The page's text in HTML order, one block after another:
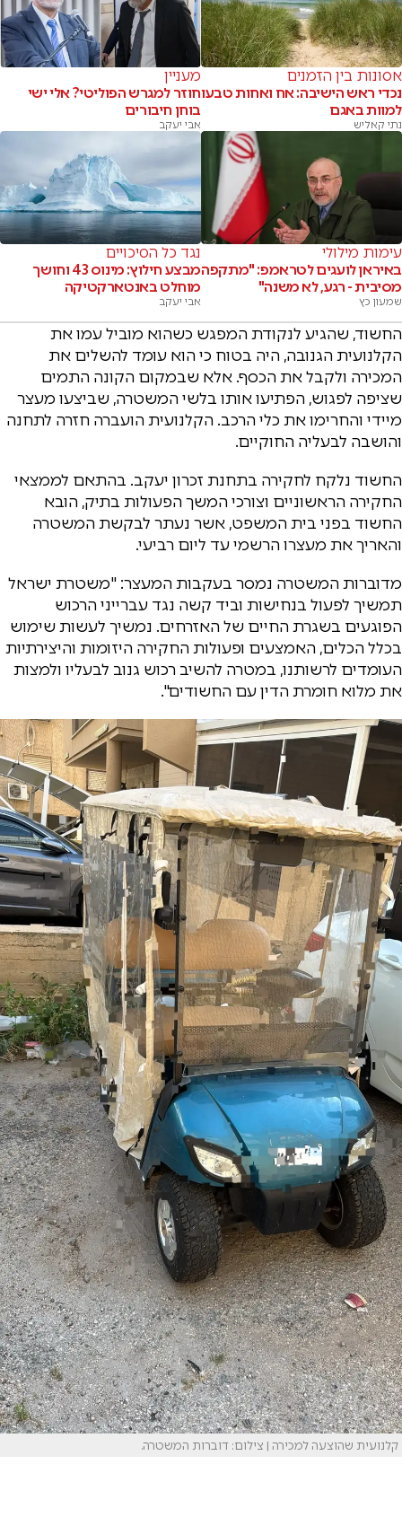
אסונות בין הזמנים
נכדי ראש הישיבה: אח ואחות טבעו
למוות באגם
נתי קאליש
מעניין
חוזר למגרש הפוליטי? אלי ישי
בוחן חיבורים
אבי יעקב
עימות מילולי
באיראן לועגים לטראמפ: "מתקפה
מסיבית - רגע, לא משנה"
שמעון כץ
נגד כל הסיכויים
מבצע חילוץ: מינוס 43 וחושך
מוחלט באנטארקטיקה
אבי יעקב
החשוד, שהגיע לנקודת המפגש כשהוא מוביל עמו את
הקלנועית הגנובה, היה בטוח כי הוא עומד להשלים את
המכירה ולקבל את הכסף. אלא שבמקום הקונה התמים
שציפה לפגוש, הפתיעו אותו בלשי המשטרה, שביצעו מעצר
מיידי והחרימו את כלי הרכב. הקלנועית הועברה חזרה לתחנה
והושבה לבעליה החוקיים.
החשוד נלקח לחקירה בתחנת זכרון יעקב. בהתאם לממצאי
החקירה הראשוניים וצורכי המשך הפעולות בתיק, הובא
החשוד בפני בית המשפט, אשר נעתר לבקשת המשטרה
והאריך את מעצרו הרשמי עד ליום רביעי.
מדוברות המשטרה נמסר בעקבות המעצר: "משטרת ישראל
תמשיך לפעול בנחישות וביד קשה נגד עברייני הרכוש
הפוגעים בשגרת החיים של האזרחים. נמשיך לעשות שימוש
בכלל הכלים, האמצעים ופעולות החקירה היזומות והיצירתיות
העומדים לרשותנו, במטרה להשיב רכוש גנוב לבעליו ולמצות
את מלוא חומרת הדין עם החשודים".
קלנועית שהוצעה למכירה | צילום: דוברות המשטרה.